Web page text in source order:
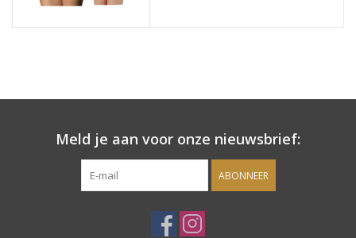
Meld je aan voor onze nieuwsbrief:
ABONNEER